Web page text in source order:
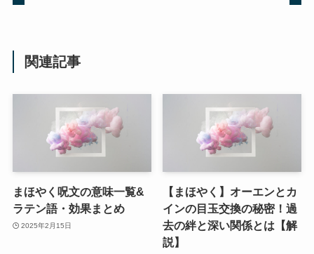
関連記事
まほやく呪文の意味一覧&
ラテン語・効果まとめ
2025年2月15日
【まほやく】オーエンとカ
インの目玉交換の秘密！過
去の絆と深い関係とは【解
説】